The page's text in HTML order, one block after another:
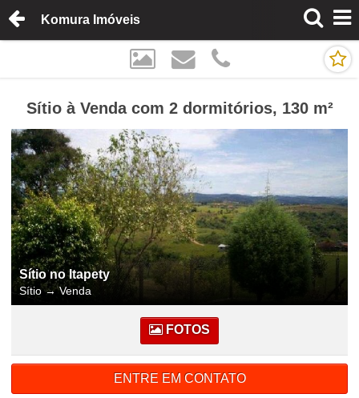
Komura Imóveis
Sítio à Venda com 2 dormitórios, 130 m²
Sítio no Itapety
Sítio→Venda
FOTOS
ENTRE EM CONTATO